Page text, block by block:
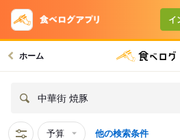
イ
ホーム
中華街 焼豚
予算 他の検索条件